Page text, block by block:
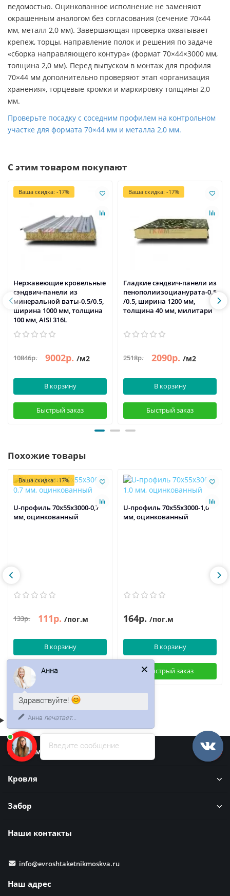
ведомостью. Оцинкованное исполнение не заменяют
окрашенным аналогом без согласования (сечение 70×44
мм, металл 2,0 мм). Завершающая проверка охватывает
крепеж, торцы, направление полок и решения по задаче
«сборка направляющего контура» (формат 70×44×3000 мм,
толщина 2,0 мм). Перед выпуском в монтаж для профиля
70×44 мм дополнительно проверяют этап «организация
хранения», торцевые кромки и маркировку толщины 2,0
мм.
Проверьте посадку с соседним профилем на контрольном
участке для формата 70×44 мм и металла 2,0 мм.
С этим товаром покупают
Ваша скидка: -17%
Нержавеющие кровельные
сэндвич-панели из
минеральной ваты-0.5/0.5,
ширина 1000 мм, толщина
100 мм, AISI 316L
10846р. 9002р. /м2
В корзину
Быстрый заказ
Ваша скидка: -17%
Гладкие сэндвич-панели из
пенополиизоцианурата-0.5
/0.5, ширина 1200 мм,
толщина 40 мм, милитари
2518р. 2090р. /м2
В корзину
Быстрый заказ
Похожие товары
Ваша скидка: -17%
U-профиль 70x55x3000-0,7
мм, оцинкованный
133р. 111р. /пог.м
В корзину
Быстрый заказ
U-профиль 70x55x3000-1,0
мм, оцинкованный
164р. /пог.м
В корзину
Быстрый заказ
Информация
Кровля
Забор
Наши контакты
info@evroshtaketnikmoskva.ru
Наш адрес
Введите сообщение
Анна
Здравствуйте!
Анна печатает...